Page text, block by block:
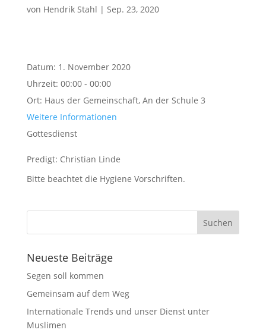
von Hendrik Stahl | Sep. 23, 2020
Datum: 1. November 2020
Uhrzeit: 00:00 - 00:00
Ort: Haus der Gemeinschaft, An der Schule 3
Weitere Informationen
Gottesdienst
Predigt: Christian Linde
Bitte beachtet die Hygiene Vorschriften.
Neueste Beiträge
Segen soll kommen
Gemeinsam auf dem Weg
Internationale Trends und unser Dienst unter
Muslimen